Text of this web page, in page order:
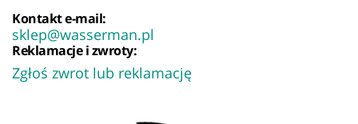
Kontakt e-mail:
sklep@wasserman.pl
Reklamacje i zwroty:
Zgłoś zwrot lub reklamację